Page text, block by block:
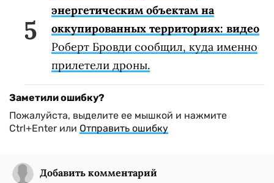
энергетическим объектам на
оккупированных территориях: видео
Роберт Бровди сообщил, куда именно
прилетели дроны.
Заметили ошибку?
Пожалуйста, выделите ее мышкой и нажмите
Ctrl+Enter или Отправить ошибку
Добавить комментарий